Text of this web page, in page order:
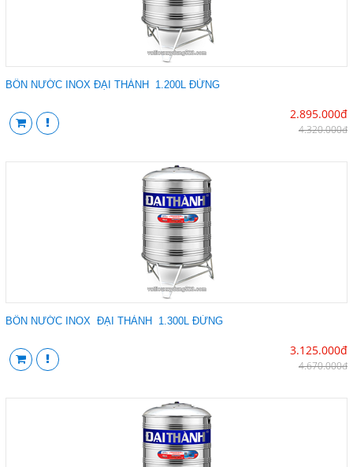
BỒN NƯỚC INOX ĐẠI THÀNH 1.200L ĐỨNG
2.895.000đ
4.320.000đ
BỒN NƯỚC INOX ĐẠI THÀNH 1.300L ĐỨNG
3.125.000đ
4.670.000đ